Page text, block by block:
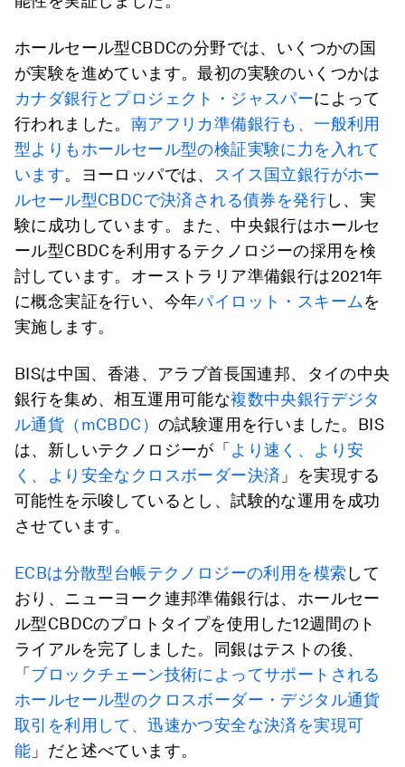
ホールセール型CBDCの分野では、いくつかの国
が実験を進めています。最初の実験のいくつかは
カナダ銀行とプロジェクト・ジャスパーによって
行われました。 南アフリカ準備銀行も、一般利用
型よりもホールセール型の検証実験に力を入れて
います。ヨーロッパでは、 スイス国立銀行がホー
ルセール型CBDCで決済される債券を発行し、実
験に成功しています。また、中央銀行はホールセ
ール型CBDCを利用するテクノロジーの採用を検
討しています。オーストラリア準備銀行は2021年
に概念実証を行い、今年パイロット・スキームを
実施します。
BISは中国、香港、アラブ首長国連邦、タイの中央
銀行を集め、相互運用可能な複数中央銀行デジタ
ル通貨（mCBDC） の試験運用を行いました。BIS
は、新しいテクノロジーが「 より速く、より安
く、より安全なクロスボーダー決済 」を実現する
可能性を示唆しているとし、試験的な運用を成功
させています。
ECBは分散型台帳テクノロジーの利用を模索 して
おり、ニューヨーク連邦準備銀行は、ホールセー
ル型CBDCのプロトタイプを使用した12週間のト
ライアルを完了しました。同銀はテストの後、
「 ブロックチェーン技術によってサポートされる
ホールセール型のクロスボーダー・デジタル通貨
取引を利用して、迅速かつ安全な決済を実現可
能 」だと述べています。